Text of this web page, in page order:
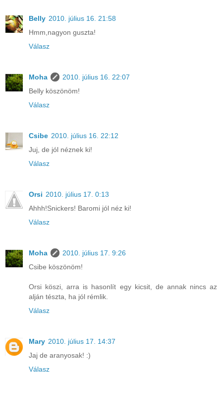
Belly 2010. július 16. 21:58
Hmm,nagyon guszta!
Válasz
Moha
2010. július 16. 22:07
Belly köszönöm!
Válasz
Csibe 2010. július 16. 22:12
Juj, de jól néznek ki!
Válasz
Orsi 2010. július 17. 0:13
Ahhh!Snickers! Baromi jól néz ki!
Válasz
Moha
2010. július 17. 9:26
Csibe köszönöm!
Orsi köszi, arra is hasonlít egy kicsit, de annak nincs az
alján tészta, ha jól rémlik.
Válasz
Mary 2010. július 17. 14:37
Jaj de aranyosak! :)
Válasz